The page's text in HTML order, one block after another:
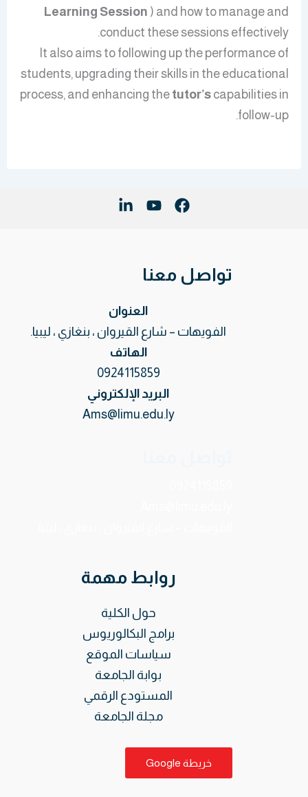
Learning Session ) and how to manage and
conduct these sessions effectively.
It also aims to following up the performance of
students, upgrading their skills in the educational
process, and enhancing thetutor’scapabilities in
follow-up.
تواصل معنا
العنوان
الفويهات – شارع القيروان ، بنغازي ، ليبيا.
الهاتف
0924115859
البريد الإلكتروني
Ams@limu.edu.ly
روابط مهمة
حول الكلية
برامج البكالوريوس
سياسات الموقع
بوابة الجامعة
المستودع الرقمي
مجلة الجامعة
خريطة Google